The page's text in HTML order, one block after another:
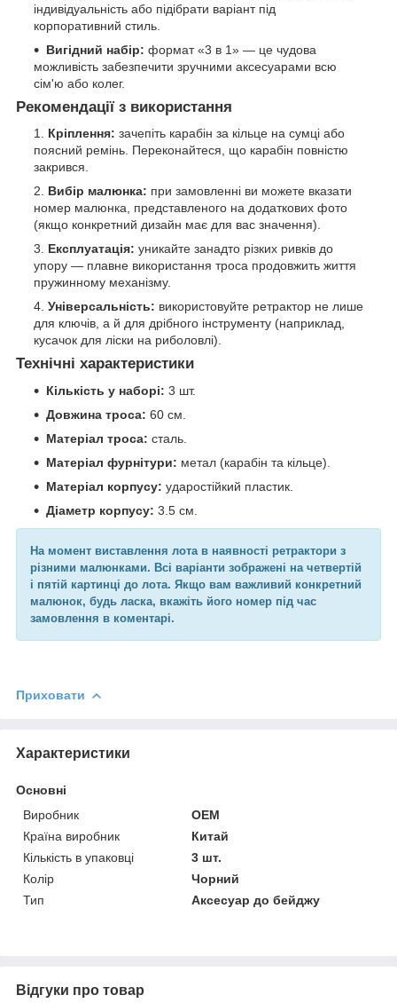
індивідуальність або підібрати варіант під
корпоративний стиль.
Вигідний набір: формат «3 в 1» — це чудова
можливість забезпечити зручними аксесуарами всю
сім'ю або колег.
Рекомендації з використання
Кріплення: зачепіть карабін за кільце на сумці або
поясний ремінь. Переконайтеся, що карабін повністю
закрився.
Вибір малюнка: при замовленні ви можете вказати
номер малюнка, представленого на додаткових фото
(якщо конкретний дизайн має для вас значення).
Експлуатація: уникайте занадто різких ривків до
упору — плавне використання троса продовжить життя
пружинному механізму.
Універсальність: використовуйте ретрактор не лише
для ключів, а й для дрібного інструменту (наприклад,
кусачок для ліски на риболовлі).
Технічні характеристики
Кількість у наборі: 3 шт.
Довжина троса: 60 см.
Матеріал троса: сталь.
Матеріал фурнітури: метал (карабін та кільце).
Матеріал корпусу: ударостійкий пластик.
Діаметр корпусу: 3.5 см.
На момент виставлення лота в наявності ретрактори з
різними малюнками. Всі варіанти зображені на четвертій
і пятій картинці до лота. Якщо вам важливий конкретний
малюнок, будь ласка, вкажіть його номер під час
замовлення в коментарі.
Приховати
Характеристики
Основні
Виробник
OEM
Країна виробник
Китай
Кількість в упаковці
3 шт.
Колір
Чорний
Тип
Аксесуар до бейджу
Відгуки про товар